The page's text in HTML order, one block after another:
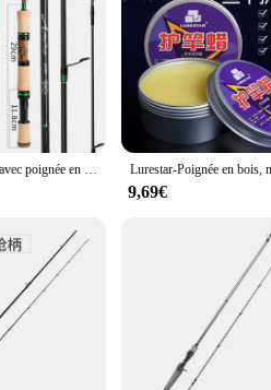
Lurestar-Leurre avec poignée en bois pour la pêche à la truite, nouveauté, filature/considérant le plus récent, 1.87m, UL, eau douce, poids 1-8g
9,69€